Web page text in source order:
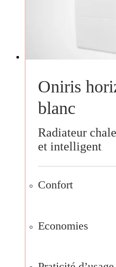
Oniris
blanc
Radiateur
et intelligent
Confort
Economies